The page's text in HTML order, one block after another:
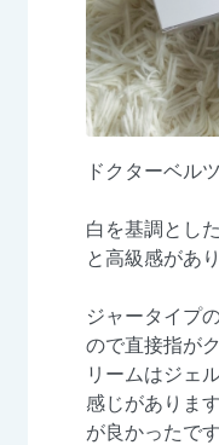
ドクターベル
白を基調とし
と高級感があ
ジャータイプ
ので直接指が
リームはジェ
感じがありま
が良かったです